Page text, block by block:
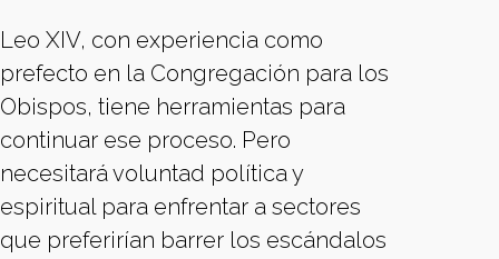
Leo XIV, con experiencia como
prefecto en la Congregación para los
Obispos, tiene herramientas para
continuar ese proceso. Pero
necesitará voluntad política y
espiritual para enfrentar a sectores
que preferirían barrer los escándalos